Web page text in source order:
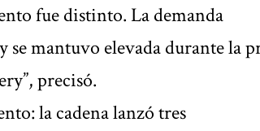
fue distinto. La demanda
se mantuvo elevada durante la
precisó.
la cadena lanzó tres